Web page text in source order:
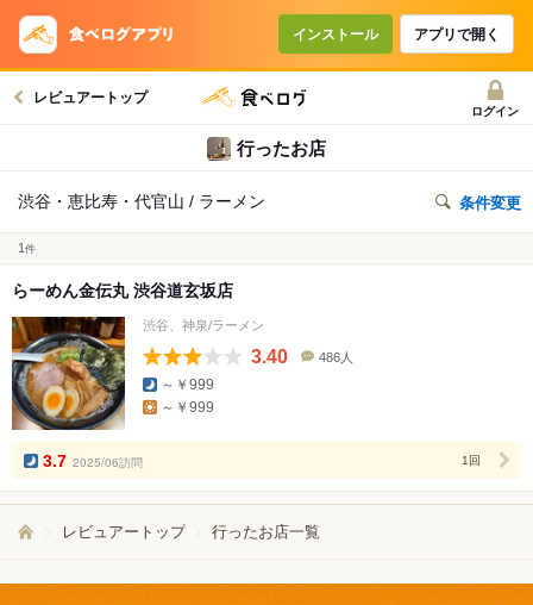
インストール アプリで開く
レビュアートップ
ログイン
行ったお店
渋谷・恵比寿・代官山 / ラーメン 条件変更
1 件
らーめん金伝丸 渋谷道玄坂店
渋谷、神泉/ラーメン
3.40
数
486人
～￥999
～￥999
3.7 2025/06訪問 1回
レビュアートップ 行ったお店一覧